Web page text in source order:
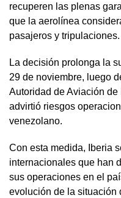
recuperen las plenas
que la aerolínea
pasajeros y tripulaciones.
La decisión prolonga la
29 de noviembre, luego
Autoridad de Aviación
advirtió riesgos
venezolano.
Con esta medida, Iberia
internacionales que han
sus operaciones en el
evolución de la situación